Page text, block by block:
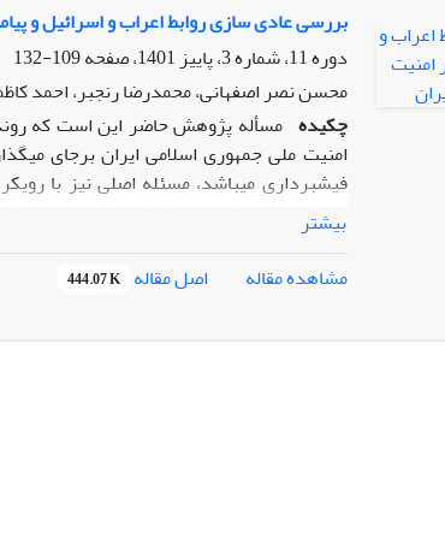
تخریب آثار باستانی و مکان‌های مقدس و
وحشت در جوامع دامن زده است و از این طریق
بررسی عادی سازی روابط اعراب و اسرائیل و
دوره 11، شماره 3، پاییز 1401، صفحه
109-132
محسن نصر اصفهانی، محمدرضا رنجبر، احمد
چکیده مسأله پژوهش حاضر این است که
امنیت ملی جمهوری اسلامی ایران برجای
فیش­برداری می­باشد، مسئله اصلی نیز با
نزدیک و در سطح استراتژیک میان اعراب و
می­سازد، زیرا رژیم اشغال­گر فلسطین را قادر
هم­مرز شدن با ایران، سهولت در اقدامات
رژیم اشغال­گر فلسطین از زوایای مختلف بر
بیشتر
مشاهده مقاله
اصل مقاله 444.07 K